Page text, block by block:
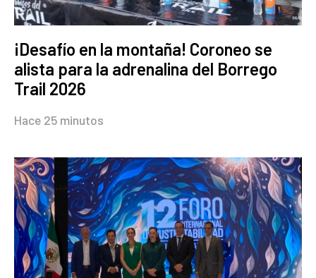
¡Desafío en la montaña! Coroneo se
alista para la adrenalina del Borrego
Trail 2026
Hace 25 minutos